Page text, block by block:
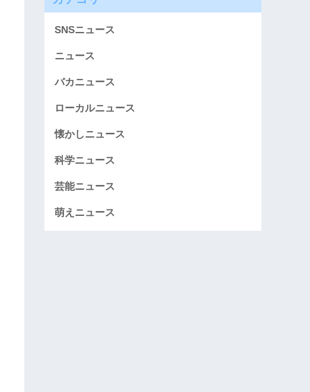
SNSニュース
ニュース
バカニュース
ローカルニュース
懐かしニュース
科学ニュース
芸能ニュース
萌えニュース